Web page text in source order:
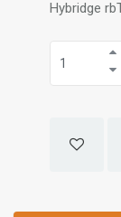
Hybridge